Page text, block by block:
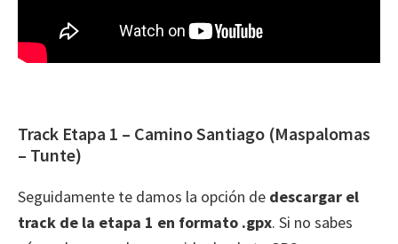
Track Etapa 1 – Camino Santiago (Maspalomas
– Tunte)
Seguidamente te damos la opción de descargar el
track de la etapa 1 en formato .gpx. Si no sabes